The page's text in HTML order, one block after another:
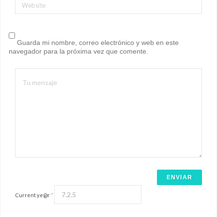
Website
Guarda mi nombre, correo electrónico y web en este
navegador para la próxima vez que comente.
Current ye@r *